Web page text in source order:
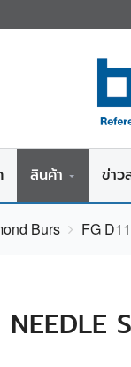
สินค้า ข่าว
Burs FG